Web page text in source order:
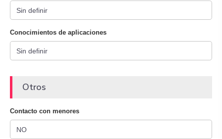
Conocimientos de aplicaciones
Otros
Contacto con menores